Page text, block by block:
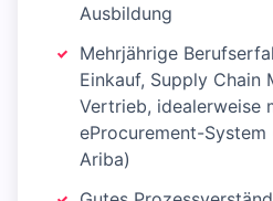
Ausbildung
Mehrjährige
Einkauf, Supply Chain
Vertrieb, idealerweise
eProcurement-System
Ariba)